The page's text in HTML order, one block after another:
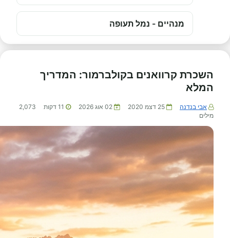
מנהיים - נמל תעופה
השכרת קרוואנים בקולברמור: המדריך
המלא
אבי בנדנה 25 דצמ 2020 02 אוג 2026 11 דקות
2,073
מילים